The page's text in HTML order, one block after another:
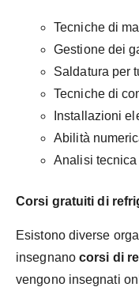
Tecniche di
Gestione dei
Saldatura per
Tecniche di
Installazioni
Abilità
Analisi
Corsi gratuiti di
Esistono diverse
insegnano corsi di
vengono insegnati